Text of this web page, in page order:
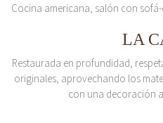
Cocina americana, salón con
LA
Restaurada en profundidad,
originales, aprovechando los
con una decoración